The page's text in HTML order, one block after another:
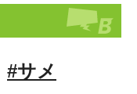
#サメ